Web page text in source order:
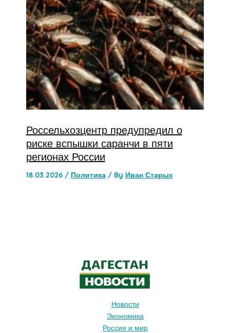
Россельхозцентр предупредил о
риске вспышки саранчи в пяти
регионах России
18.03.2026 / Политика/ By Иван Старых
Новости
Экономика
Россия и мир